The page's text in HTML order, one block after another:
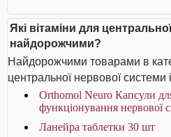
Які вітаміни для
найдорожчими?
Найдорожчими товарами в
центральної нервової системи
Orthomol Neuro Капсули
функціонування нервової
Ланейра таблетки 30 шт